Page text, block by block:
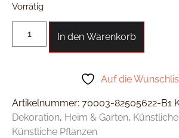
Vorrätig
In den Warenkorb
Auf die
Artikelnummer: 70003-82505622-B1
Dekoration, Heim & Garten,
Künstliche Pflanzen